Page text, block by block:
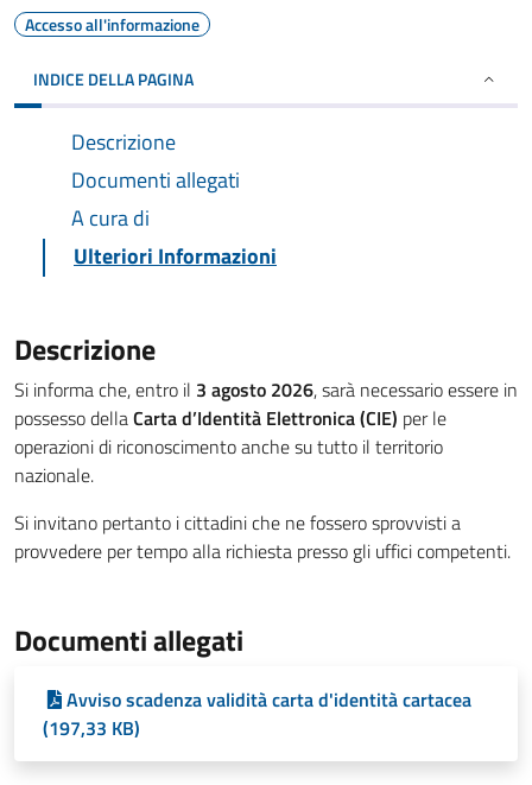
Accesso all'informazione
INDICE DELLA PAGINA
Descrizione
Documenti allegati
A cura di
Ulteriori Informazioni
Descrizione
Si informa che, entro il 3 agosto 2026, sarà necessario essere in
possesso dellaCarta d’Identità Elettronica (CIE) per le
operazioni di riconoscimento anche su tutto il territorio
nazionale.
Si invitano pertanto i cittadini che ne fossero sprovvisti a
provvedere per tempo alla richiesta presso gli uffici competenti.
Documenti allegati
Avviso scadenza validità carta d'identità cartacea
(197,33 KB)